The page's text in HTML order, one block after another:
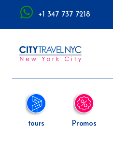
+1 347 737 7218
tours Promos